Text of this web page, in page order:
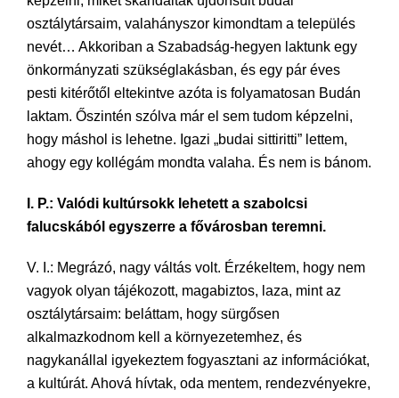
osztálytársaim, valahányszor kimondtam a település
nevét… Akkoriban a Szabadság-hegyen laktunk egy
önkormányzati szükséglakásban, és egy pár éves
pesti kitérőtől eltekintve azóta is folyamatosan Budán
laktam. Őszintén szólva már el sem tudom képzelni,
hogy máshol is lehetne. Igazi „budai sittiritti” lettem,
ahogy egy kollégám mondta valaha. És nem is bánom.
I. P.: Valódi kultúrsokk lehetett a szabolcsi
falucskából egyszerre a fővárosban teremni.
V. I.: Megrázó, nagy váltás volt. Érzékeltem, hogy nem
vagyok olyan tájékozott, magabiztos, laza, mint az
osztálytársaim: beláttam, hogy sürgősen
alkalmazkodnom kell a környezetemhez, és
nagykanállal igyekeztem fogyasztani az információkat,
a kultúrát. Ahová hívtak, oda mentem, rendezvényekre,